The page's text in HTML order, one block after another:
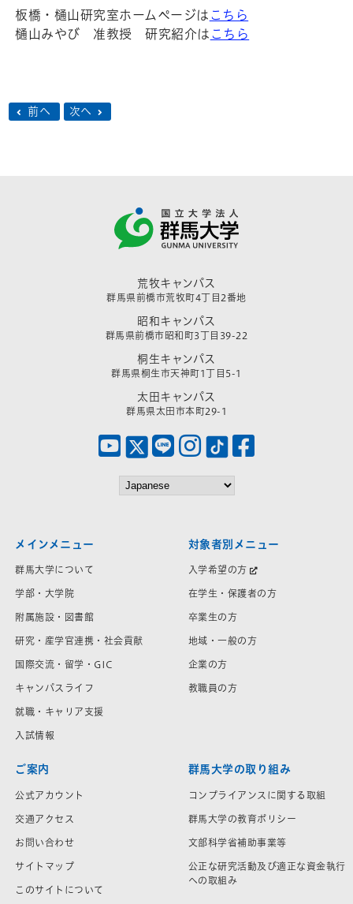
板橋・樋山研究室ホームページは こちら
樋山みやび 准教授 研究紹介は こちら
前へ 次へ
荒牧キャンパス
群馬県前橋市荒牧町4丁目2番地
昭和キャンパス
群馬県前橋市昭和町3丁目39-22
桐生キャンパス
群馬県桐生市天神町1丁目5-1
太田キャンパス
群馬県太田市本町29-1
メインメニュー
群馬大学について
学部・大学院
附属施設・図書館
研究・産学官連携・社会貢献
国際交流・留学・GIC
キャンパスライフ
就職・キャリア支援
入試情報
対象者別メニュー
入学希望の方
在学生・保護者の方
卒業生の方
地域・一般の方
企業の方
教職員の方
ご案内
公式アカウント
交通アクセス
お問い合わせ
サイトマップ
このサイトについて
群馬大学の取り組み
コンプライアンスに関する取組
群馬大学の教育ポリシー
文部科学省補助事業等
公正な研究活動及び適正な資金執行
への取組み